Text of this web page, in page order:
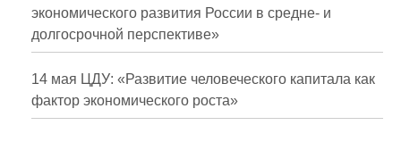
Проблемы прогнозирования
О журнале
Номера журналов
экономического развития России в средне- и
долгосрочной перспективе»
14 мая ЦДУ: «Развитие человеческого капитала как
фактор экономического роста»